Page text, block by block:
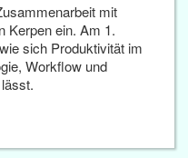
mit
Kerpen ein. Am 1.
sich Produktivität im
Workflow und